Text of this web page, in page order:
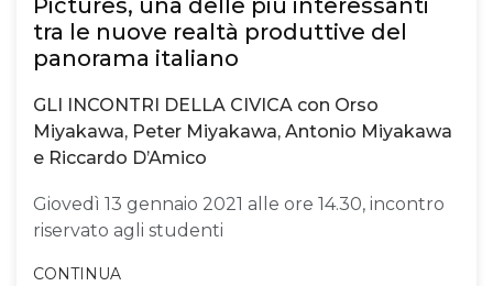
Pictures, una delle più interessanti
tra le nuove realtà produttive del
panorama italiano
GLI INCONTRI DELLA CIVICA con Orso
Miyakawa, Peter Miyakawa, Antonio Miyakawa
e Riccardo D’Amico
Giovedì 13 gennaio 2021 alle ore 14.30, incontro
riservato agli studenti
CONTINUA